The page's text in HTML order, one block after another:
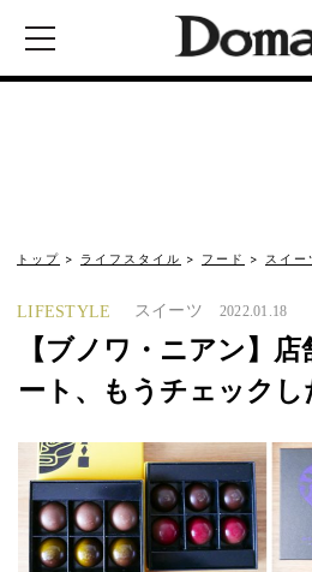
トップ ライフスタイル フード スイー
LIFESTYLE スイーツ 2022.01.18
【ブノワ・ニアン】
ート、もうチェックし